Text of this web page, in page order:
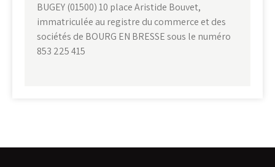
BUGEY (01500) 10 place Aristide Bouvet,
immatriculée au registre du commerce et des
sociétés de BOURG EN BRESSE sous le numéro
853 225 415